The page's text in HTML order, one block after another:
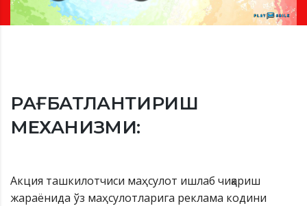
РАҒБАТЛАНТИРИШ
МEХАНИЗМИ:
Акция ташкилотчиси маҳсулот ишлаб чиқариш
жараёнида ўз маҳсулотларига реклама кодини